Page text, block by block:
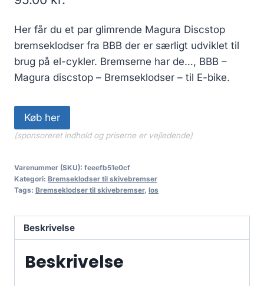
Her får du et par glimrende Magura Discstop
bremseklodser fra BBB der er særligt udviklet til
brug på el-cykler. Bremserne har de…, BBB –
Magura discstop – Bremseklodser – til E-bike.
Køb her
(sponsoreret indhold og priserne er vejledende)
Varenummer (SKU): feeefb51e0cf
Kategori: Bremseklodser til skivebremser
Tags: Bremseklodser til skivebremser, los
Beskrivelse
Beskrivelse